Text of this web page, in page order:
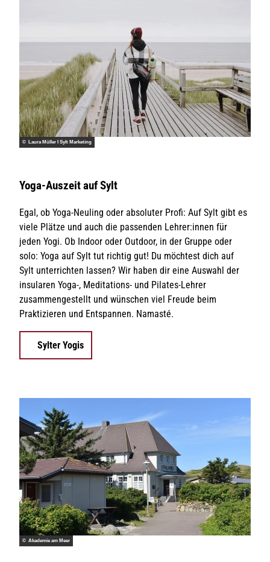
Yoga-Auszeit auf Sylt
Egal, ob Yoga-Neuling oder absoluter Profi: Auf Sylt gibt es
viele Plätze und auch die passenden Lehrer:innen für
jeden Yogi. Ob Indoor oder Outdoor, in der Gruppe oder
solo: Yoga auf Sylt tut richtig gut! Du möchtest dich auf
Sylt unterrichten lassen? Wir haben dir eine Auswahl der
insularen Yoga-, Meditations- und Pilates-Lehrer
zusammengestellt und wünschen viel Freude beim
Praktizieren und Entspannen. Namasté.
Sylter Yogis
© Laura Müller I Sylt Marketing
© Akademie am Meer